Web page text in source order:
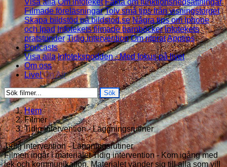
Visa alla Om infoteket Fakta om funktionsnedsättningar
Filmade föreläsningar Tolv små tips från visningstorget
Skapa bildstöd på bildstod.se Några tips om Iphone
och Ipad Infotekets filmade barnböcker Infotekets
pratstunder Tidig intervention Om ritpratApptips
Podcasts
Visa alla Infotekspodden - Med fokus på livet
Om oss
Live!On Air
Sök
Hem
Filmer
Tidig intervention - Läggningsrutiner
Tidig intervention - Läggningsrutiner
Filmen ingår i materialet Tidig intervention - Kom igång med
lek och kommunikation. Materialet vänder sig till alla som vill